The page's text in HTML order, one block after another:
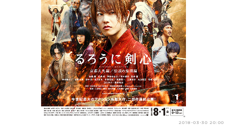
アニメ映画一覧 実写化映画一覧
今期アニメ曜日別一覧
春アニメ 夏アニメ
秋アニメ 冬アニメ
男性声優/女性声優一覧
2018-03-30 20:00